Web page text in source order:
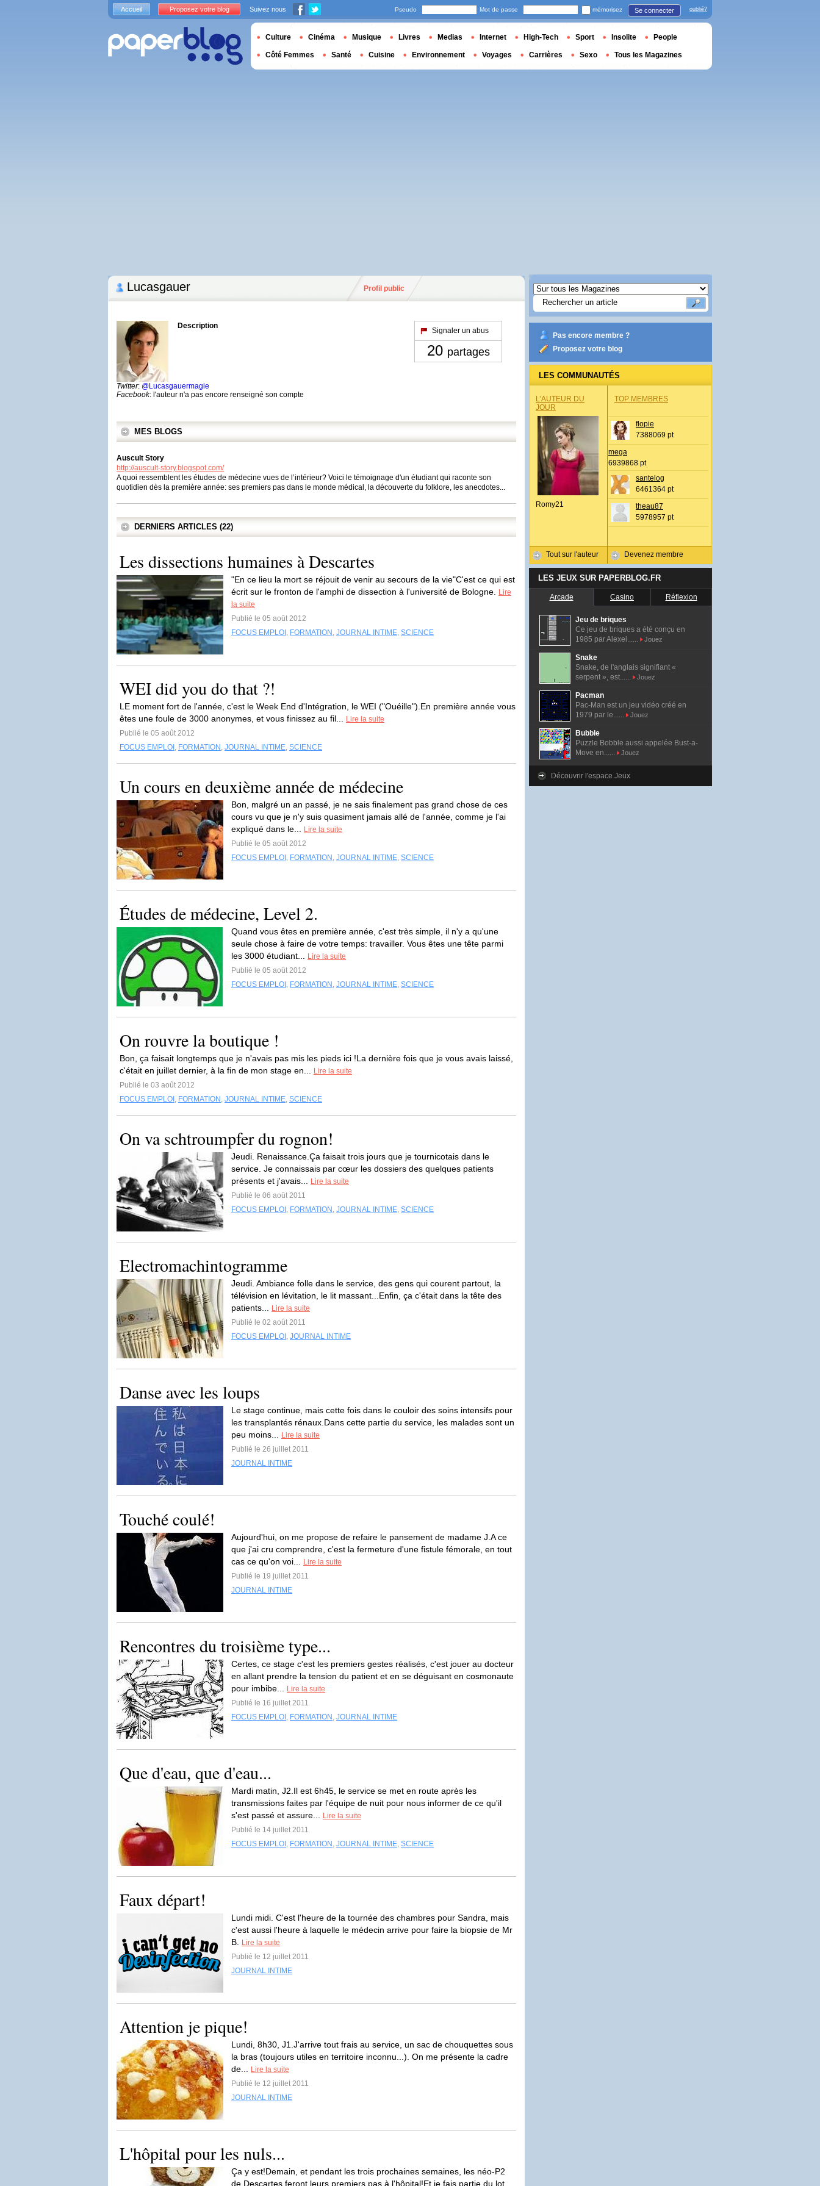
Lucasgauer Profil public
Description
Twitter: @Lucasgauermagie
Facebook: l'auteur n'a pas encore renseigné son compte
Signaler un abus
20 partages
MES BLOGS
Auscult Story
http://auscult-story.blogspot.com/
A quoi ressemblent les études de médecine vues de l’intérieur? Voici le témoignage d'un étudiant qui raconte son
quotidien dès la première année: ses premiers pas dans le monde médical, la découverte du folklore, les anecdotes...
DERNIERS ARTICLES (22)
Les dissections humaines à Descartes
"En ce lieu la mort se réjouit de venir au secours de la vie"C'est ce qui est
écrit sur le fronton de l'amphi de dissection à l'université de Bologne.
Lire
la suite
Publié le 05 août 2012
FOCUS EMPLOI , FORMATION , JOURNAL INTIME, SCIENCE
WEI did you do that ?!
LE moment fort de l'année, c'est le Week End d'Intégration, le WEI ("Ouéille").En première année vous
êtes une foule de 3000 anonymes, et vous finissez au fil...
Lire la suite
Publié le 05 août 2012
FOCUS EMPLOI , FORMATION , JOURNAL INTIME, SCIENCE
Un cours en deuxième année de médecine
Bon, malgré un an passé, je ne sais finalement pas grand chose de ces
cours vu que je n'y suis quasiment jamais allé de l'année, comme je l'ai
expliqué dans le...
Lire la suite
Publié le 05 août 2012
FOCUS EMPLOI , FORMATION , JOURNAL INTIME, SCIENCE
Études de médecine, Level 2.
Quand vous êtes en première année, c'est très simple, il n'y a qu'une
seule chose à faire de votre temps: travailler. Vous êtes une tête parmi
les 3000 étudiant...
Lire la suite
Publié le 05 août 2012
FOCUS EMPLOI , FORMATION , JOURNAL INTIME, SCIENCE
On rouvre la boutique !
Bon, ça faisait longtemps que je n'avais pas mis les pieds ici !La dernière fois que je vous avais laissé,
c'était en juillet dernier, à la fin de mon stage en...
Lire la suite
Publié le 03 août 2012
FOCUS EMPLOI , FORMATION , JOURNAL INTIME, SCIENCE
On va schtroumpfer du rognon!
Jeudi. Renaissance.Ça faisait trois jours que je tournicotais dans le
service. Je connaissais par cœur les dossiers des quelques patients
présents et j'avais...
Lire la suite
Publié le 06 août 2011
FOCUS EMPLOI , FORMATION , JOURNAL INTIME, SCIENCE
Electromachintogramme
Jeudi. Ambiance folle dans le service, des gens qui courent partout, la
télévision en lévitation, le lit massant...Enfin, ça c'était dans la tête des
patients...
Lire la suite
Publié le 02 août 2011
FOCUS EMPLOI , JOURNAL INTIME
Danse avec les loups
Le stage continue, mais cette fois dans le couloir des soins intensifs pour
les transplantés rénaux.Dans cette partie du service, les malades sont un
peu moins...
Lire la suite
Publié le 26 juillet 2011
JOURNAL INTIME
Touché coulé!
Aujourd'hui, on me propose de refaire le pansement de madame J.A ce
que j'ai cru comprendre, c'est la fermeture d'une fistule fémorale, en tout
cas ce qu'on voi...
Lire la suite
Publié le 19 juillet 2011
JOURNAL INTIME
Rencontres du troisième type...
Certes, ce stage c'est les premiers gestes réalisés, c'est jouer au docteur
en allant prendre la tension du patient et en se déguisant en cosmonaute
pour imbibe...
Lire la suite
Publié le 16 juillet 2011
FOCUS EMPLOI , FORMATION , JOURNAL INTIME
Que d'eau, que d'eau...
Mardi matin, J2.Il est 6h45, le service se met en route après les
transmissions faites par l'équipe de nuit pour nous informer de ce qu'il
s'est passé et assure...
Lire la suite
Publié le 14 juillet 2011
FOCUS EMPLOI , FORMATION , JOURNAL INTIME, SCIENCE
Faux départ!
Lundi midi. C'est l'heure de la tournée des chambres pour Sandra, mais
c'est aussi l'heure à laquelle le médecin arrive pour faire la biopsie de Mr
B.
Lire la suite
Publié le 12 juillet 2011
JOURNAL INTIME
Attention je pique!
Lundi, 8h30, J1.J'arrive tout frais au service, un sac de chouquettes sous
la bras (toujours utiles en territoire inconnu...). On me présente la cadre
de...
Lire la suite
Publié le 12 juillet 2011
JOURNAL INTIME
L'hôpital pour les nuls...
Ça y est!Demain, et pendant les trois prochaines semaines, les néo-P2
de Descartes feront leurs premiers pas à l'hôpital!Et je fais partie du lot
Pas encore membre ?
Proposez votre blog
LES COMMUNAUTÉS
L’AUTEUR DU
JOUR
Romy21
Tout sur l'auteur
TOP MEMBRES
flopie
7388069 pt
mega
6939868 pt
santelog
6461364 pt
theau87
5978957 pt
Devenez membre
LES JEUX SUR PAPERBLOG.FR
Arcade Casino Réflexion
Jeu de briques
Ce jeu de briques a été conçu en
1985 par Alexei......
Jouez
Snake
Snake, de l'anglais signifiant «
serpent », est......
Jouez
Pacman
Pac-Man est un jeu vidéo créé en
1979 par le......
Jouez
Bubble
Puzzle Bobble aussi appelée Bust-a-
Move en......
Jouez
Découvrir l'espace Jeux
Accueil Proposez votre blog Suivez nous Pseudo Mot de passe mémorisez Se connecter oublié?
Culture Cinéma Musique Livres Medias Internet High-Tech Sport Insolite People
Côté Femmes Santé Cuisine Environnement Voyages Carrières Sexo Tous les Magazines